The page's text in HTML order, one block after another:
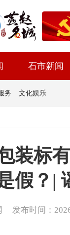
石市新闻
务 文化娱乐
装标
假？|
发布时间：